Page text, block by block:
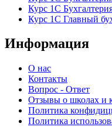
Курс 1С
Курс 1С Главный
Информация
О нас
Контакты
Вопрос - Ответ
Отзывы о школах и
Политика
Политика